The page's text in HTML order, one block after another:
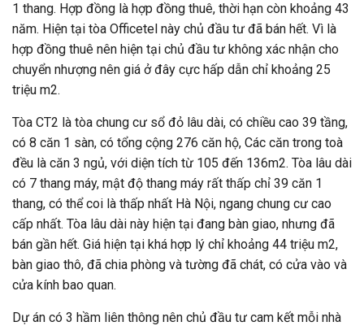
1 thang. Hợp đồng là hợp đồng thuê, thời hạn còn khoảng 43
năm. Hiện tại tòa Officetel này chủ đầu tư đã bán hết. Vì là
hợp đồng thuê nên hiện tại chủ đầu tư không xác nhận cho
chuyển nhượng nên giá ở đây cực hấp dẫn chỉ khoảng 25
triệu m2.
Tòa CT2 là tòa chung cư sổ đỏ lâu dài, có chiều cao 39 tầng,
có 8 căn 1 sàn, có tổng cộng 276 căn hộ, Các căn trong toà
đều là căn 3 ngủ, với diện tích từ 105 đến 136m2. Tòa lâu dài
có 7 thang máy, mật độ thang máy rất thấp chỉ 39 căn 1
thang, có thể coi là thấp nhất Hà Nội, ngang chung cư cao
cấp nhất. Tòa lâu dài này hiện tại đang bàn giao, nhưng đã
bán gần hết. Giá hiện tại khá hợp lý chỉ khoảng 44 triệu m2,
bàn giao thô, đã chia phòng và tường đã chát, có cửa vào và
cửa kính bao quan.
Dự án có 3 hầm liên thông nên chủ đầu tư cam kết mỗi nhà